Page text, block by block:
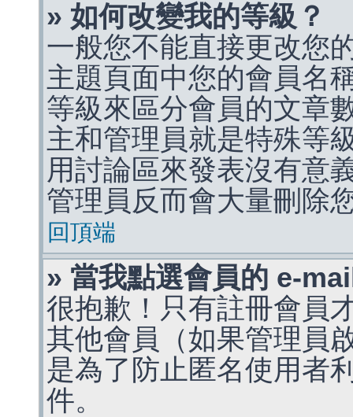
» 如何改變我的等級？
一般您不能直接更改您
主題頁面中您的會員名
等級來區分會員的文章
主和管理員就是特殊等
用討論區來發表沒有意
管理員反而會大量刪除
回頂端
» 當我點選會員的 e-
很抱歉！只有註冊會員
其他會員（如果管理員
是為了防止匿名使用者
件。